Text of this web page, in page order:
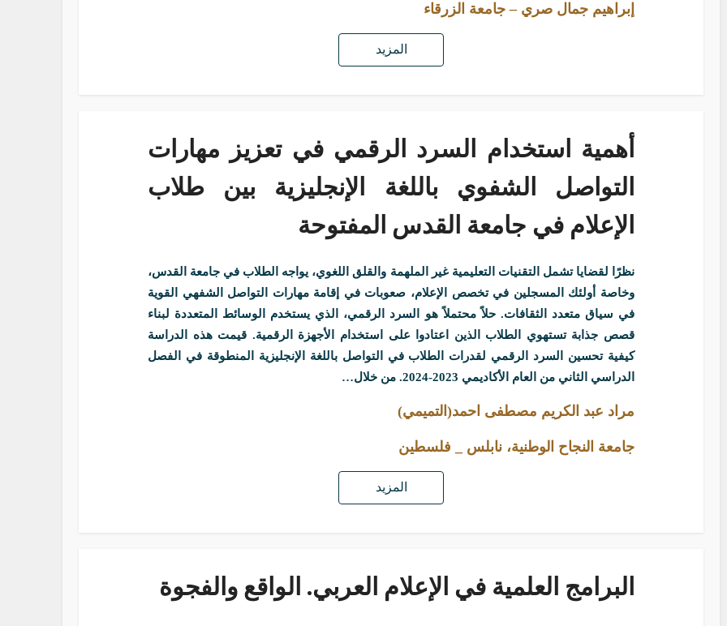
إبراهيم جمال صري – جامعة الزرقاء
المزيد
أهمية استخدام السرد الرقمي في تعزيز مهارات
التواصل الشفوي باللغة الإنجليزية بين طلاب
الإعلام في جامعة القدس المفتوحة
نظرًا لقضايا تشمل التقنيات التعليمية غير الملهمة والقلق اللغوي، يواجه الطلاب في جامعة القدس،
وخاصة أولئك المسجلين في تخصص الإعلام، صعوبات في إقامة مهارات التواصل الشفهي القوية
في سياق متعدد الثقافات. حلاً محتملاً هو السرد الرقمي، الذي يستخدم الوسائط المتعددة لبناء
قصص جذابة تستهوي الطلاب الذين اعتادوا على استخدام الأجهزة الرقمية. قيمت هذه الدراسة
كيفية تحسين السرد الرقمي لقدرات الطلاب في التواصل باللغة الإنجليزية المنطوقة في الفصل
الدراسي الثاني من العام الأكاديمي 2023-2024. من خلال…
مراد عبد الكريم مصطفى احمد(التميمي)
جامعة النجاح الوطنية، نابلس _ فلسطين
المزيد
البرامج العلمية في الإعلام العربي. الواقع والفجوة